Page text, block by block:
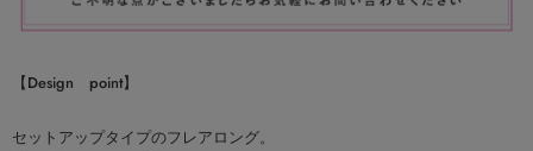
【Design point】
セットアップタイプのフレアロング。